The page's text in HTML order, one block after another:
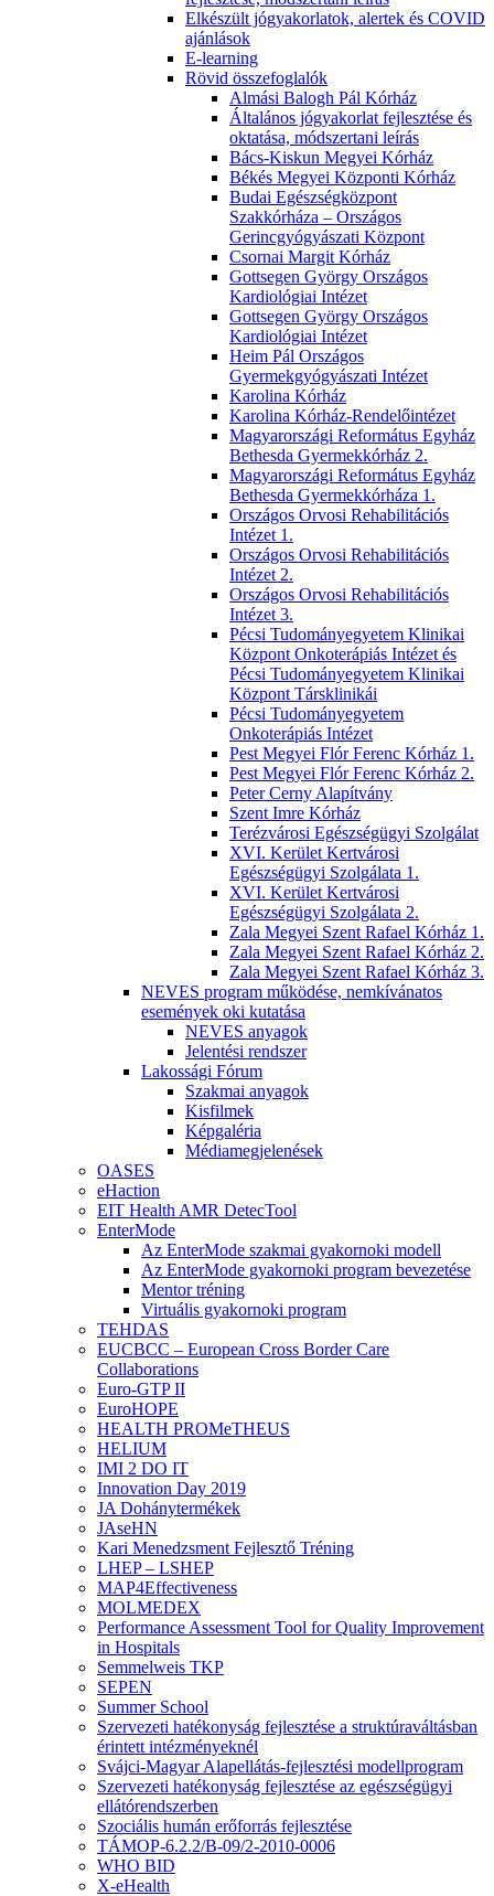
Elkészült jógyakorlatok, alertek és COVID
ajánlások
E-learning
Rövid összefoglalók
Almási Balogh Pál Kórház
Általános jógyakorlat fejlesztése és
oktatása, módszertani leírás
Bács-Kiskun Megyei Kórház
Békés Megyei Központi Kórház
Budai Egészségközpont
Szakkórháza – Országos
Gerincgyógyászati Központ
Csornai Margit Kórház
Gottsegen György Országos
Kardiológiai Intézet
Gottsegen György Országos
Kardiológiai Intézet
Heim Pál Országos
Gyermekgyógyászati Intézet
Karolina Kórház
Karolina Kórház-Rendelőintézet
Magyarországi Református Egyház
Bethesda Gyermekkórház 2.
Magyarországi Református Egyház
Bethesda Gyermekkórháza 1.
Országos Orvosi Rehabilitációs
Intézet 1.
Országos Orvosi Rehabilitációs
Intézet 2.
Országos Orvosi Rehabilitációs
Intézet 3.
Pécsi Tudományegyetem Klinikai
Központ Onkoterápiás Intézet és
Pécsi Tudományegyetem Klinikai
Központ Társklinikái
Pécsi Tudományegyetem
Onkoterápiás Intézet
Pest Megyei Flór Ferenc Kórház 1.
Pest Megyei Flór Ferenc Kórház 2.
Peter Cerny Alapítvány
Szent Imre Kórház
Terézvárosi Egészségügyi Szolgálat
XVI. Kerület Kertvárosi
Egészségügyi Szolgálata 1.
XVI. Kerület Kertvárosi
Egészségügyi Szolgálata 2.
Zala Megyei Szent Rafael Kórház 1.
Zala Megyei Szent Rafael Kórház 2.
Zala Megyei Szent Rafael Kórház 3.
NEVES program működése, nemkívánatos
események oki kutatása
NEVES anyagok
Jelentési rendszer
Lakossági Fórum
Szakmai anyagok
Kisfilmek
Képgaléria
Médiamegjelenések
OASES
eHaction
EIT Health AMR DetecTool
EnterMode
Az EnterMode szakmai gyakornoki modell
Az EnterMode gyakornoki program bevezetése
Mentor tréning
Virtuális gyakornoki program
TEHDAS
EUCBCC – European Cross Border Care
Collaborations
Euro-GTP II
EuroHOPE
HEALTH PROMeTHEUS
HELIUM
IMI 2 DO IT
Innovation Day 2019
JA Dohánytermékek
JAseHN
Kari Menedzsment Fejlesztő Tréning
LHEP – LSHEP
MAP4Effectiveness
MOLMEDEX
Performance Assessment Tool for Quality Improvement
in Hospitals
Semmelweis TKP
SEPEN
Summer School
Szervezeti hatékonyság fejlesztése a struktúraváltásban
érintett intézményeknél
Svájci-Magyar Alapellátás-fejlesztési modellprogram
Szervezeti hatékonyság fejlesztése az egészségügyi
ellátórendszerben
Szociális humán erőforrás fejlesztése
TÁMOP-6.2.2/B-09/2-2010-0006
WHO BID
X-eHealth